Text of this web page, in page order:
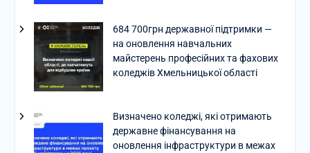
684 700грн державної підтримки —
на оновлення навчальних
майстерень професійних та фахових
коледжів Хмельницької області
Визначено коледжі, які отримають
державне фінансування на
оновлення інфраструктури в межах